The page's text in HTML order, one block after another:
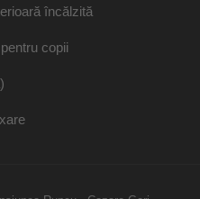
încălzită
copii